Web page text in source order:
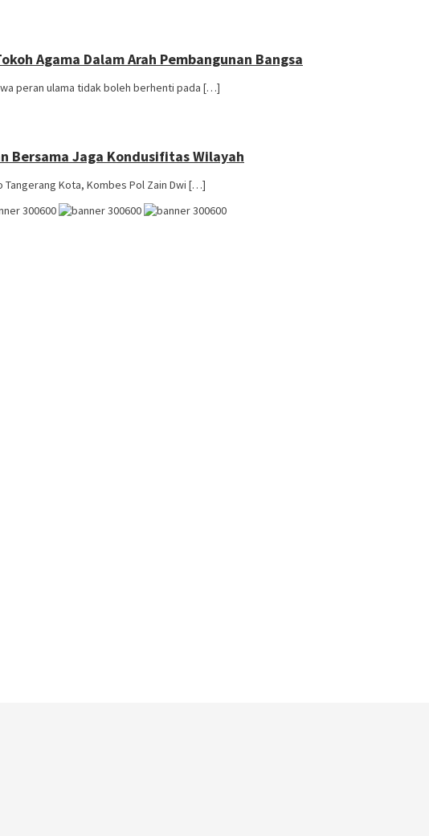
Agama Dalam Arah Pembangunan Bangsa
peran ulama tidak boleh berhenti pada […]
Bersama Jaga Kondusifitas Wilayah
Tangerang Kota, Kombes Pol Zain Dwi […]